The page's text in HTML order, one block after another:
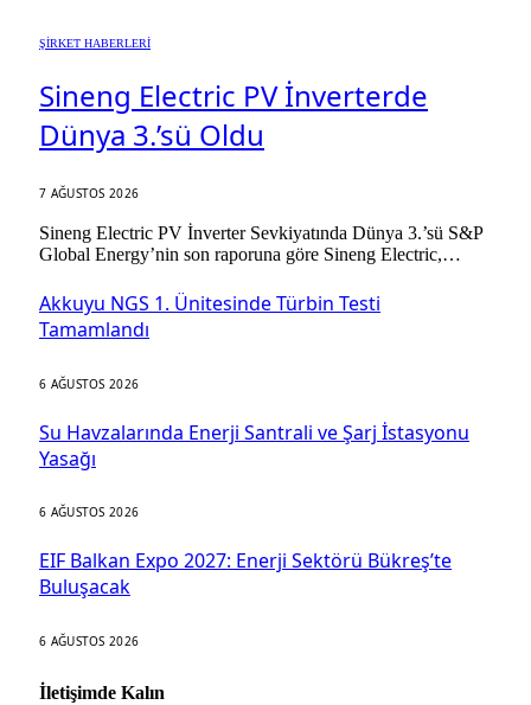
ŞİRKET HABERLERİ
Sineng Electric PV İnverterde
Dünya 3.’sü Oldu
7 AĞUSTOS 2026
Sineng Electric PV İnverter Sevkiyatında Dünya 3.’sü S&P
Global Energy’nin son raporuna göre Sineng Electric,…
Akkuyu NGS 1. Ünitesinde Türbin Testi
Tamamlandı
6 AĞUSTOS 2026
Su Havzalarında Enerji Santrali ve Şarj İstasyonu
Yasağı
6 AĞUSTOS 2026
EIF Balkan Expo 2027: Enerji Sektörü Bükreş’te
Buluşacak
6 AĞUSTOS 2026
İletişimde Kalın